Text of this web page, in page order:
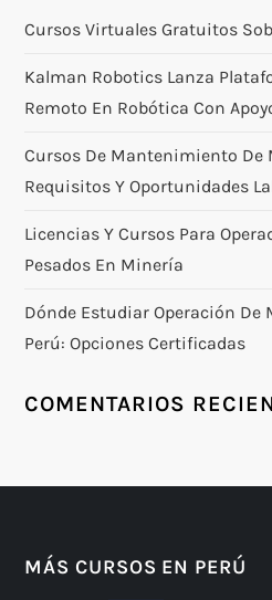
Cursos Virtuales Gratuitos
Kalman Robotics Lanza
Remoto En Robótica Con
Cursos De Mantenimiento
Requisitos Y Oportunidades
Licencias Y Cursos Para
Pesados En Minería
Dónde Estudiar Operación
Perú: Opciones Certificadas
COMENTARIOS
MÁS CURSOS EN PERÚ